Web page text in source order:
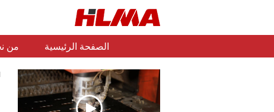
الصفحة الرئيسية من